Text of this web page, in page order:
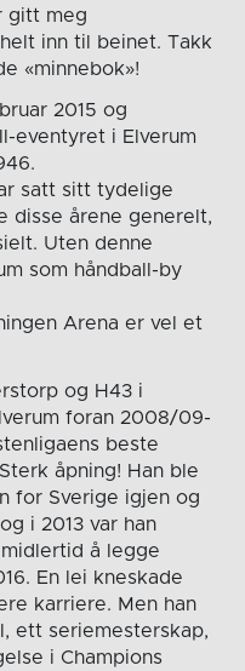
gitt meg
inn til beinet. Takk
«minnebok»!
2015 og
eventyret i Elverum
satt sitt tydelige
disse årene generelt,
Uten denne
som håndball-by
Arena er vel et
og H43 i
foran 2008/09-
beste
åpning! Han ble
for Sverige igjen og
i 2013 var han
å legge
En lei kneskade
karriere. Men han
ett seriemesterskap,
i Champions